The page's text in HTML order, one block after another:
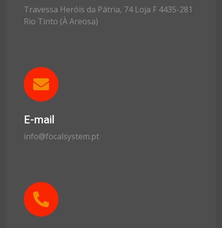
Travessa Heróis da Pátria, 74 Loja F 4435-281
Rio Tinto (À Areosa)
E-mail
info@focalsystem.pt